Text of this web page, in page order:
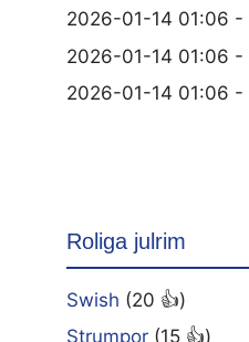
2026-01-14 01:06 -
2026-01-14 01:06 -
2026-01-14 01:06 -
Roliga julrim
Swish (20 👍)
Strumpor (15 👍)